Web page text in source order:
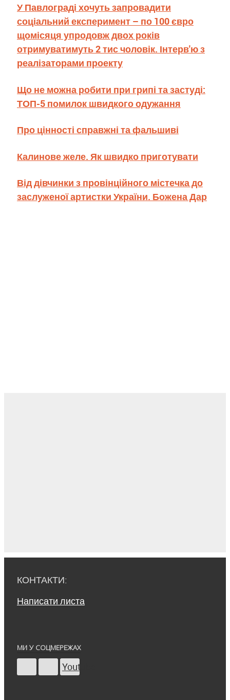
У Павлограді хочуть запровадити
соціальний експеримент – по 100 євро
щомісяця упродовж двох років
отримуватимуть 2 тис чоловік. Інтерв'ю з
реалізаторами проекту
Що не можна робити при грипі та застуді:
ТОП-5 помилок швидкого одужання
Про цінності справжні та фальшиві
Калинове желе. Як швидко приготувати
Від дівчинки з провінційного містечка до
заслуженої артистки України. Божена Дар
КОНТАКТИ:
Написати листа
МИ У СОЦМЕРЕЖАХ
Youtube